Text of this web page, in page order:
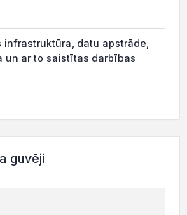
infrastruktūra, datu apstrāde,
un ar to saistītas darbības
guvēji